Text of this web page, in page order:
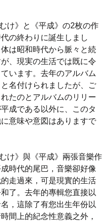
け》と《平成》の2枚の作
の終わりに誕生しまし
は昭和時代から脈々と続
、現実の生活では既に令
います。去年のアルバム
名付けられましたが、ご
たのとアルバムのリリー
成である以外に、このタ
意味や意図はありますで
け》與《平成》兩張音樂作
時代的尾巴，音樂卻好像
走過來，可是現實的生活
了。去年的專輯您直接以
名，這除了有您出生年份以
間上的紀念性意義之外，